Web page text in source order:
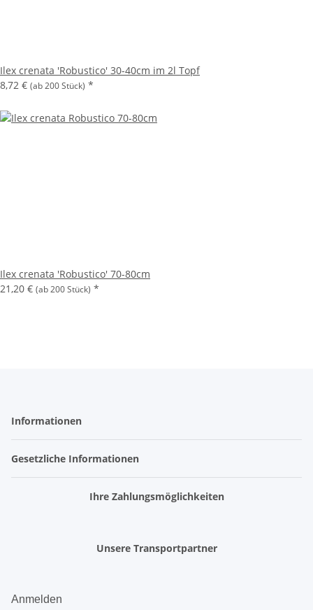
Ilex crenata 'Robustico' 30-40cm im 2l Topf
8,72 € (ab 200 Stück) *
Ilex crenata 'Robustico' 70-80cm
21,20 € (ab 200 Stück) *
Informationen
Gesetzliche Informationen
Ihre Zahlungsmöglichkeiten
Unsere Transportpartner
Anmelden